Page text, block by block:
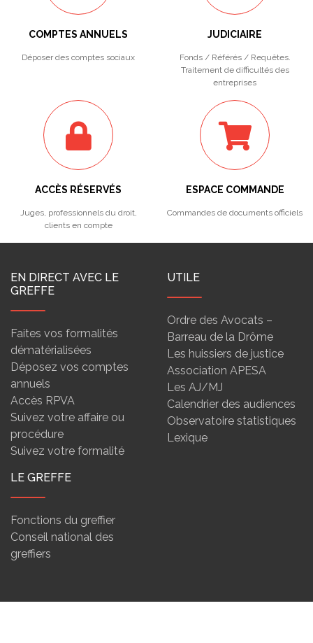
COMPTES ANNUELS
Déposer des comptes sociaux
JUDICIAIRE
Fonds / Référés / Requêtes.
Traitement de difficultés des
entreprises
ACCÈS RÉSERVÉS
Juges, professionnels du droit,
clients en compte
ESPACE COMMANDE
Commandes de documents officiels
EN DIRECT AVEC LE
GREFFE
Faites vos formalités
dématérialisées
Déposez vos comptes
annuels
Accès RPVA
Suivez votre affaire ou
procédure
Suivez votre formalité
UTILE
Ordre des Avocats –
Barreau de la Drôme
Les huissiers de justice
Association APESA
Les AJ/MJ
Calendrier des audiences
Observatoire statistiques
Lexique
LE GREFFE
Fonctions du greffier
Conseil national des
greffiers